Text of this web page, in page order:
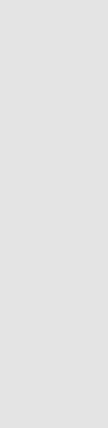
les langues